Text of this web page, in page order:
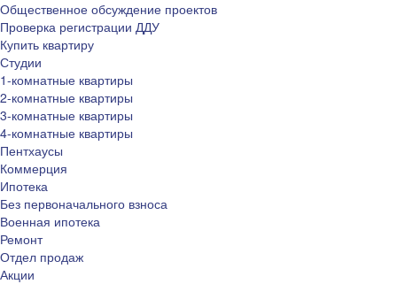
Общественное обсуждение проектов
Проверка регистрации ДДУ
Купить квартиру
Студии
1-комнатные квартиры
2-комнатные квартиры
3-комнатные квартиры
4-комнатные квартиры
Пентхаусы
Коммерция
Ипотека
Без первоначального взноса
Военная ипотека
Ремонт
Отдел продаж
Акции